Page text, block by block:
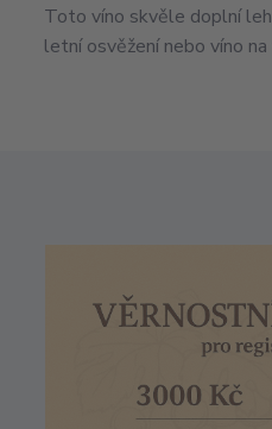
Toto víno skvěle doplní
letní osvěžení nebo víno